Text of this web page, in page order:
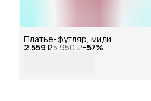
2 559 ₽5 950 ₽−57%
Платье-футляр, миди